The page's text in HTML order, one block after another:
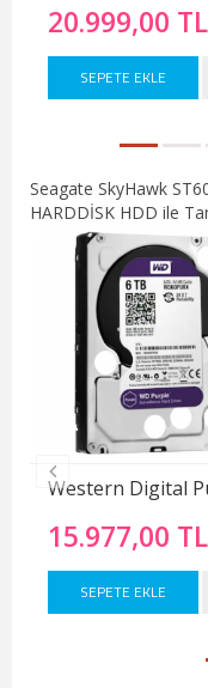
20.999,00 TL
SEPETE EKLE
Seagate SkyHawk
HARDDİSK HDD ile
15.977,00 TL
SEPETE EKLE